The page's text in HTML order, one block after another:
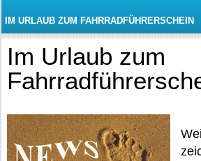
IM URLAUB ZUM FAHRRADFÜHRERSCHEIN
Im Urlaub zum